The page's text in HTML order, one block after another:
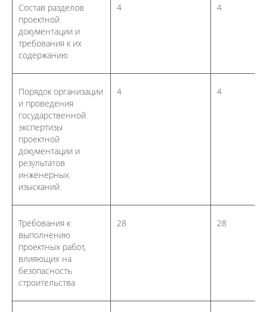
Состав разделов
проектной
документации и
требования к их
содержанию
4 4
Порядок организации
и проведения
государственной
экспертизы
проектной
документации и
результатов
инженерных
изысканий
4 4
Требования к
выполнению
проектных работ,
влияющих на
безопасность
строительства
28 28